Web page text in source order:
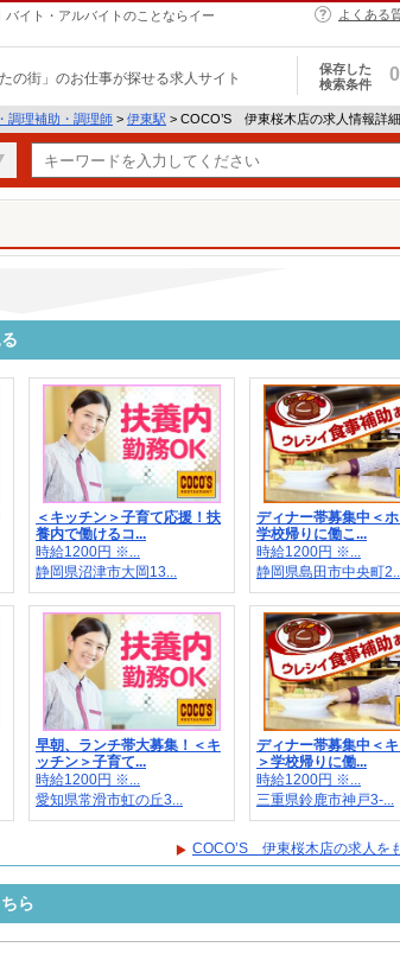
イト・アルバイトのことならイー
よくある
たの街」のお仕事が探せる求人サイト
保存した
検索条件
0
調理補助・調理師 > 伊東駅 > COCO’S 伊東桜木店の求人情報詳細
＜キッチン＞子育て応援！扶
養内で働けるコ...
時給1200円 ※...
静岡県沼津市大岡13...
ディナー帯募集中＜
学校帰りに働こ...
時給1200円 ※...
静岡県島田市中央町
早朝、ランチ帯大募集！＜キ
ッチン＞子育て...
時給1200円 ※...
愛知県常滑市虹の丘3...
ディナー帯募集中＜
＞学校帰りに働...
時給1200円 ※...
三重県鈴鹿市神戸3-...
COCO’S 伊東桜木店の求人を
ら